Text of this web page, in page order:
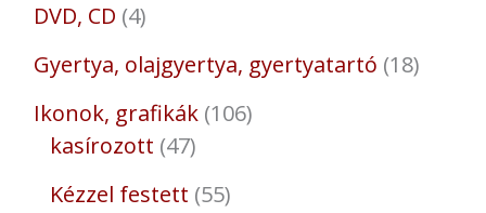
DVD, CD 4
Gyertya, olajgyertya, gyertyatartó 18
Ikonok, grafikák 106
kasírozott 47
Kézzel festett 55